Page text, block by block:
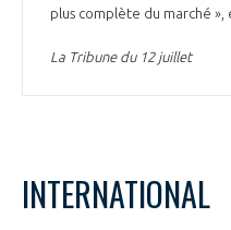
plus complète du marché »,
La Tribune du 12 juillet
INTERNATIONAL